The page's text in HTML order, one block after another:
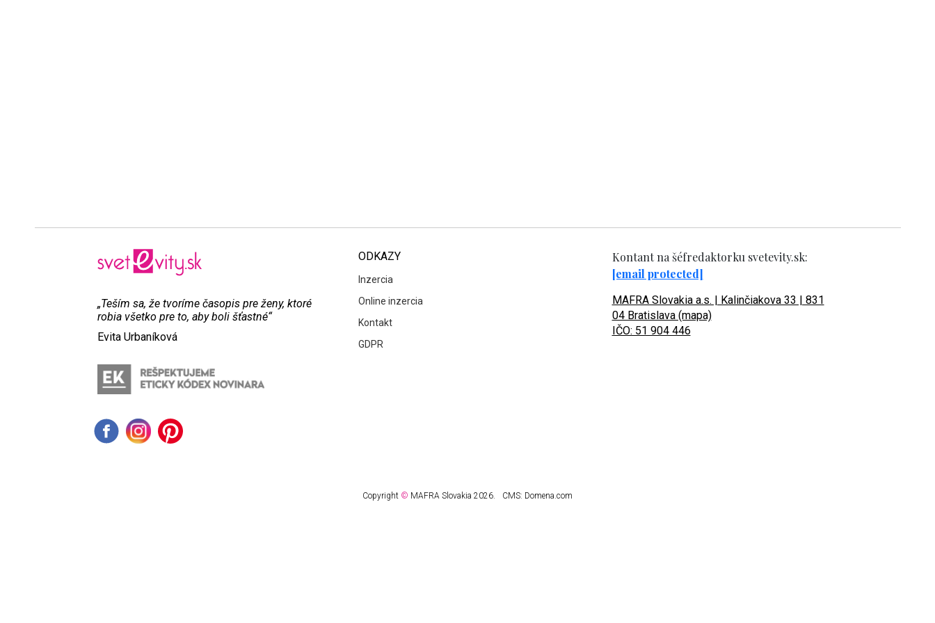
„Teším sa, že tvoríme časopis pre ženy, ktoré
robia všetko pre to, aby boli šťastné“
Evita Urbaníková
ODKAZY
Inzercia
Online inzercia
Kontakt
GDPR
Kontant na šéfredaktorku svetevity.sk:
[email protected]
MAFRA Slovakia a.s. | Kalinčiakova 33 | 831
04 Bratislava (mapa)
IČO: 51 904 446
Copyright © MAFRA Slovakia 2026. CMS: Domena.com